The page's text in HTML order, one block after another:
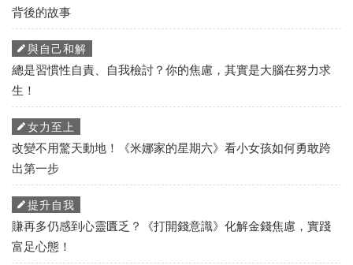
背後的故事
與自己和解
總是習慣性自責、自我檢討？你的焦慮，其實是大腦在努力求
生！
女力至上
改變不用驚天動地！《米娜家的星期六》看小女孩如何勇敢跨
出第一步
提升自我
賺再多仍感到心靈匱乏？《打開錢意識》化解金錢焦慮，實踐
富足心態！